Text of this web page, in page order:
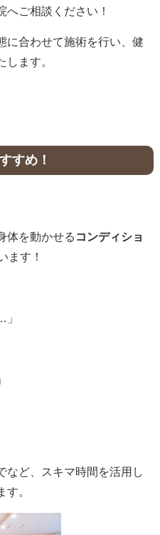
へご相談ください！
に合わせて施術を行い、健
ます。
すめ！
体を動かせる コンディショ
ます！
など、スキマ時間を活用し
。